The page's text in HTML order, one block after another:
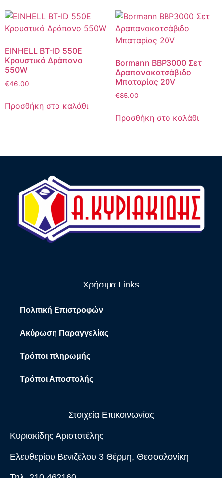
EINHELL BT-ID 550E
Κρουστικό Δράπανο
550W
€46.00
Προσθήκη στο καλάθι
Bormann BBP3000 Σετ
Δραπανοκατσάβιδο
Μπαταρίας 20V
€85.00
Προσθήκη στο καλάθι
Χρήσιμα Links
Πολιτική Επιστροφών
Ακύρωση Παραγγελίας
Τρόποι πληρωμής
Τρόποι Αποστολής
Στοιχεία Επικοινωνίας
Κυριακίδης Αριστοτέλης
Ελευθερίου Βενιζέλου 3 Θέρμη, Θεσσαλονίκη